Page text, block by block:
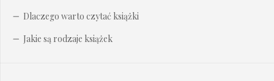
Dlaczego warto czytać książki
Jakie są rodzaje książek